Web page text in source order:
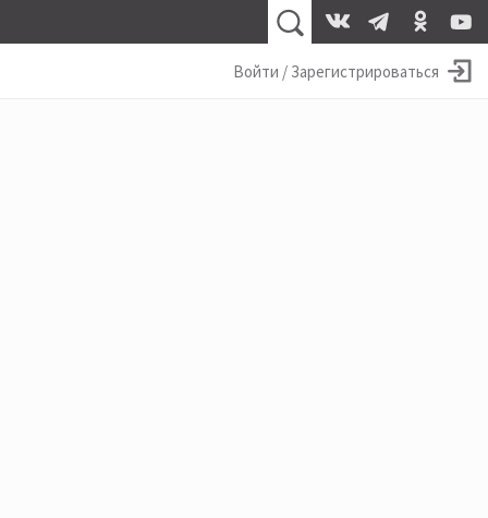
Войти / Зарегистрироваться